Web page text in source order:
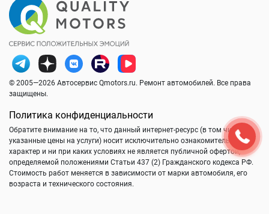
© 2005—2026 Автосервис Qmotors.ru. Ремонт автомобилей. Все права
защищены.
Политика конфиденциальности
Обратите внимание на то, что данный интернет-ресурс (в том числе
указанные цены на услуги) носит исключительно ознакомительный
характер и ни при каких условиях не является публичной офертой,
определяемой положениями Статьи 437 (2) Гражданского кодекса РФ.
Стоимость работ меняется в зависимости от марки автомобиля, его
возраста и технического состояния.